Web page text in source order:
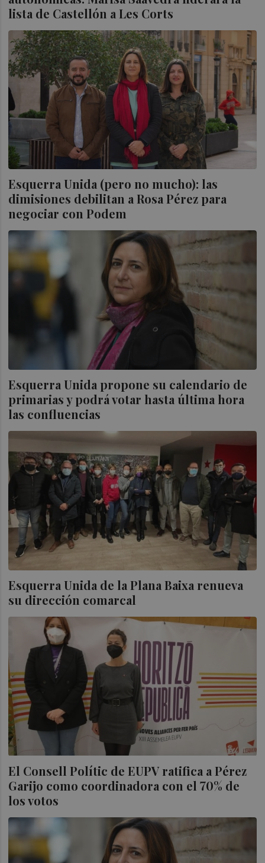
lista de Castellón a Les Corts
Esquerra Unida (pero no mucho): las
dimisiones debilitan a Rosa Pérez para
negociar con Podem
Esquerra Unida propone su calendario de
primarias y podrá votar hasta última hora
las confluencias
Esquerra Unida de la Plana Baixa renueva
su dirección comarcal
El Consell Polític de EUPV ratifica a Pérez
Garijo como coordinadora con el 70% de
los votos